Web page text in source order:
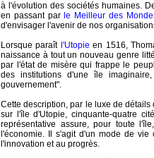
à l'évolution des sociétés humaines.
en passant par le Meilleur des
d'envisager l'avenir de nos
Lorsque paraît l'Utopie en 1516,
naissance à tout un nouveau genre
par l'état de misère qui frappe le
des institutions d'une île
gouvernement".
Cette description, par le luxe de
sur l'île d'Utopie, cinquante-quatre
représentative assure, pour toute
l'économie. Il s'agit d'un mode de
l'innovation et au progrès.